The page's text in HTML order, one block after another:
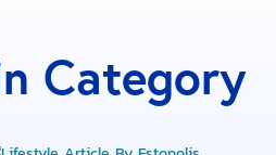
Category